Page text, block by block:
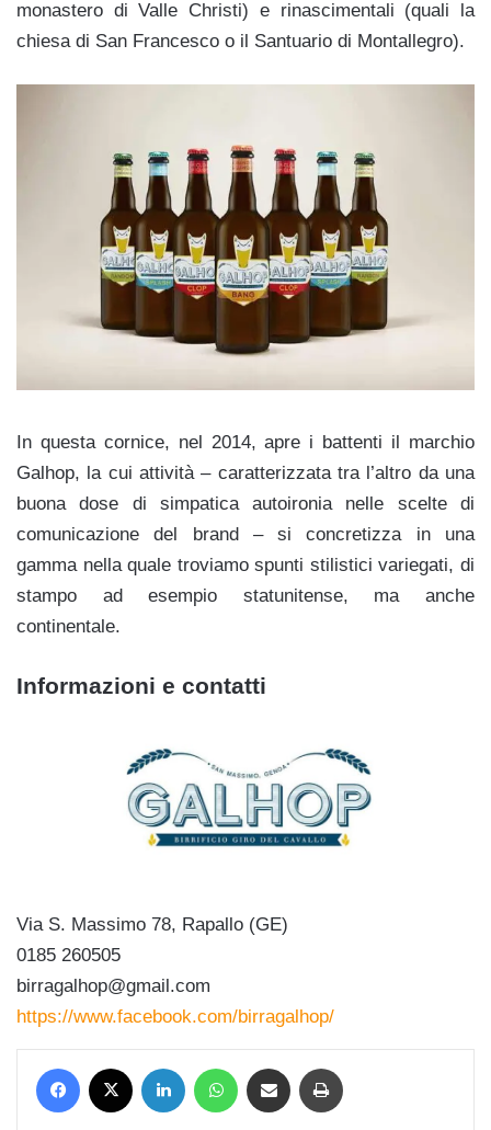
monastero di Valle Christi) e rinascimentali (quali la
chiesa di San Francesco o il Santuario di Montallegro).
In questa cornice, nel 2014, apre i battenti il marchio
Galhop, la cui attività – caratterizzata tra l’altro da una
buona dose di simpatica autoironia nelle scelte di
comunicazione del brand – si concretizza in una
gamma nella quale troviamo spunti stilistici variegati, di
stampo ad esempio statunitense, ma anche
continentale.
Informazioni e contatti
Via S. Massimo 78, Rapallo (GE)
0185 260505
birragalhop@gmail.com
https://www.facebook.com/birragalhop/
Facebook LinkedIn WhatsApp Condividi via mail